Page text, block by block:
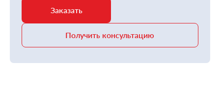
Заказать
Получить консультацию